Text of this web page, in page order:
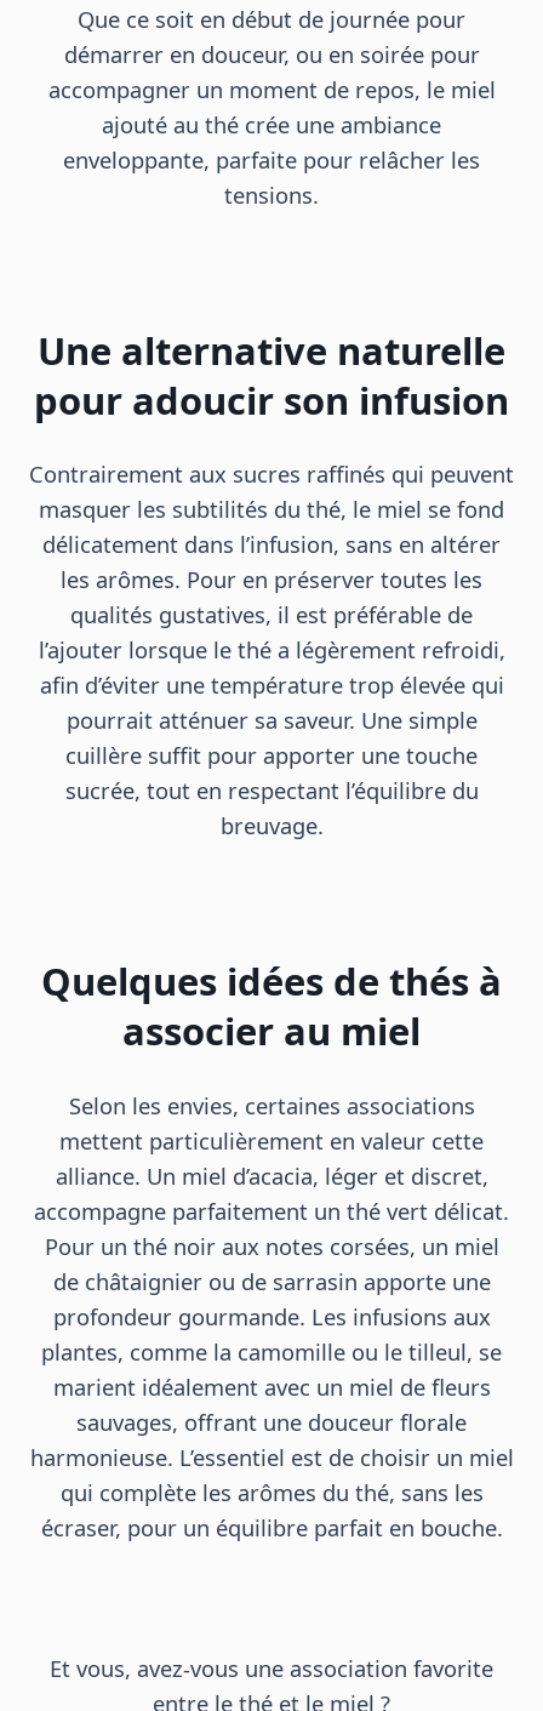
Que ce soit en début de journée pour
démarrer en douceur, ou en soirée pour
accompagner un moment de repos, le miel
ajouté au thé crée une ambiance
enveloppante, parfaite pour relâcher les
tensions.
Une alternative naturelle
pour adoucir son infusion
Contrairement aux sucres raffinés qui peuvent
masquer les subtilités du thé, le miel se fond
délicatement dans l’infusion, sans en altérer
les arômes. Pour en préserver toutes les
qualités gustatives, il est préférable de
l’ajouter lorsque le thé a légèrement refroidi,
afin d’éviter une température trop élevée qui
pourrait atténuer sa saveur. Une simple
cuillère suffit pour apporter une touche
sucrée, tout en respectant l’équilibre du
breuvage.
Quelques idées de thés à
associer au miel
Selon les envies, certaines associations
mettent particulièrement en valeur cette
alliance. Un miel d’acacia, léger et discret,
accompagne parfaitement un thé vert délicat.
Pour un thé noir aux notes corsées, un miel
de châtaignier ou de sarrasin apporte une
profondeur gourmande. Les infusions aux
plantes, comme la camomille ou le tilleul, se
marient idéalement avec un miel de fleurs
sauvages, offrant une douceur florale
harmonieuse. L’essentiel est de choisir un miel
qui complète les arômes du thé, sans les
écraser, pour un équilibre parfait en bouche.
Et vous, avez-vous une association favorite
entre le thé et le miel ?